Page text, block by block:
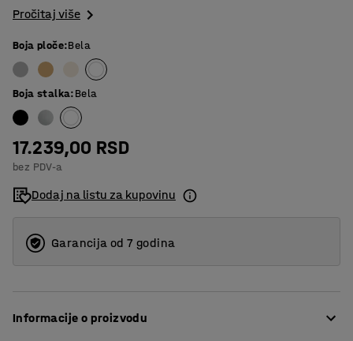
Pročitaj više
Boja ploče:Bela
Boja stalka:Bela
17.239,00 RSD
bez PDV-a
Dodaj na listu za kupovinu
Garancija od 7 godina
Informacije o proizvodu